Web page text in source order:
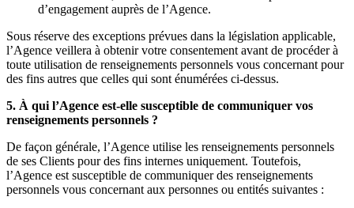
d’engagement auprès de l’Agence.
Sous réserve des exceptions prévues dans la législation applicable,
l’Agence veillera à obtenir votre consentement avant de procéder à
toute utilisation de renseignements personnels vous concernant pour
des fins autres que celles qui sont énumérées ci-dessus.
5. À qui l’Agence est-elle susceptible de communiquer vos
renseignements personnels ?
De façon générale, l’Agence utilise les renseignements personnels
de ses Clients pour des fins internes uniquement. Toutefois,
l’Agence est susceptible de communiquer des renseignements
personnels vous concernant aux personnes ou entités suivantes :